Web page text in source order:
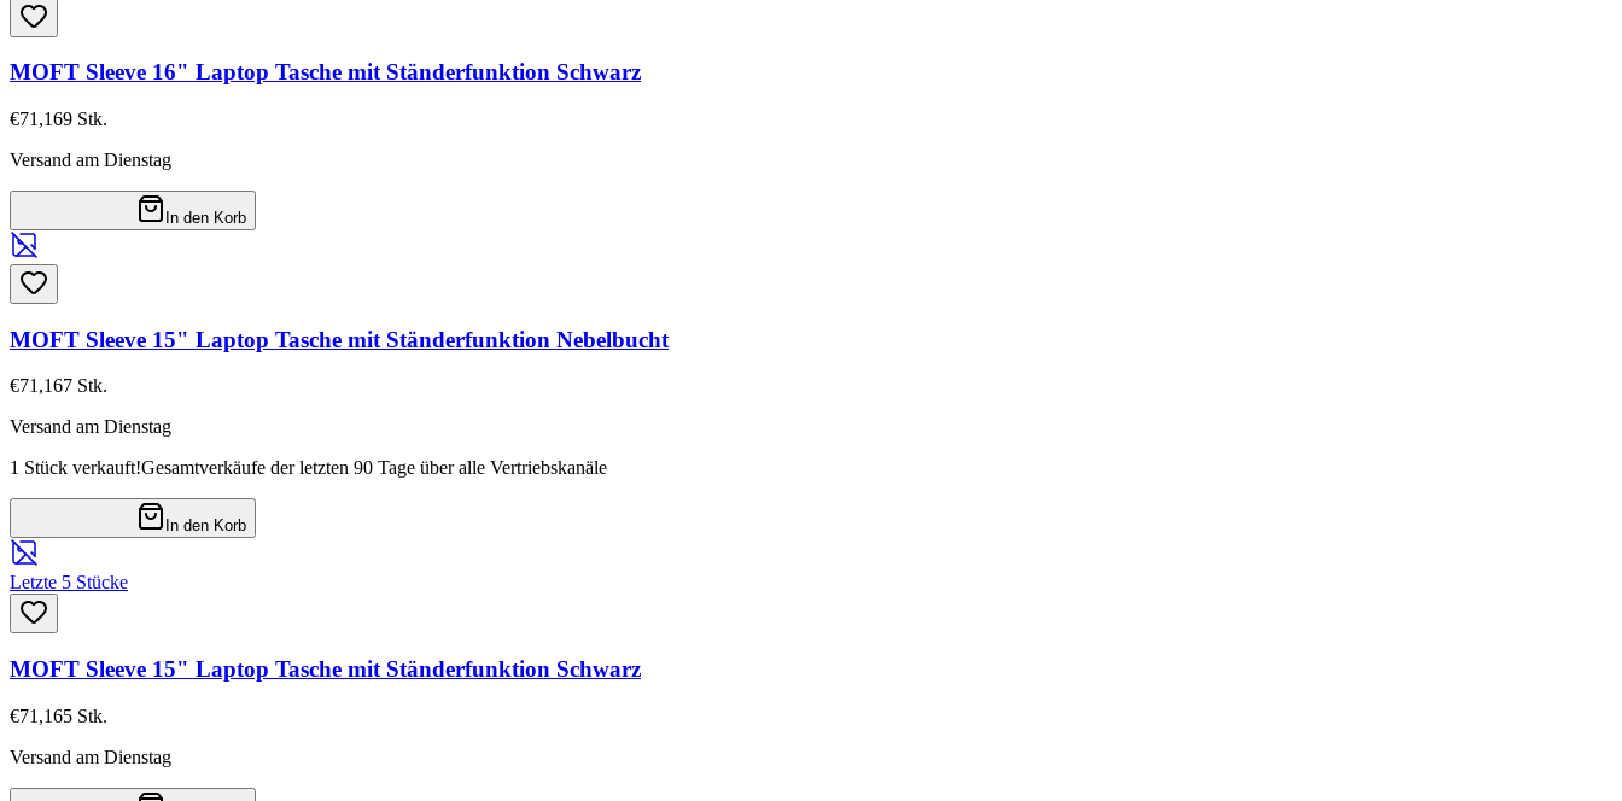
MOFT Sleeve 16" Laptop Tasche mit Ständerfunktion Schwarz
€71,169 Stk.
Versand am Dienstag
In den Korb
MOFT Sleeve 15" Laptop Tasche mit Ständerfunktion Nebelbucht
€71,167 Stk.
Versand am Dienstag
1 Stück verkauft!Gesamtverkäufe der letzten 90 Tage über alle Vertriebskanäle
In den Korb
Letzte 5 Stücke
MOFT Sleeve 15" Laptop Tasche mit Ständerfunktion Schwarz
€71,165 Stk.
Versand am Dienstag